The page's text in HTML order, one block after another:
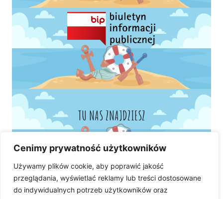
Cenimy prywatność użytkowników
Używamy plików cookie, aby poprawić jakość
przeglądania, wyświetlać reklamy lub treści dostosowane
do indywidualnych potrzeb użytkowników oraz
TU NAS ZNAJDZIESZ